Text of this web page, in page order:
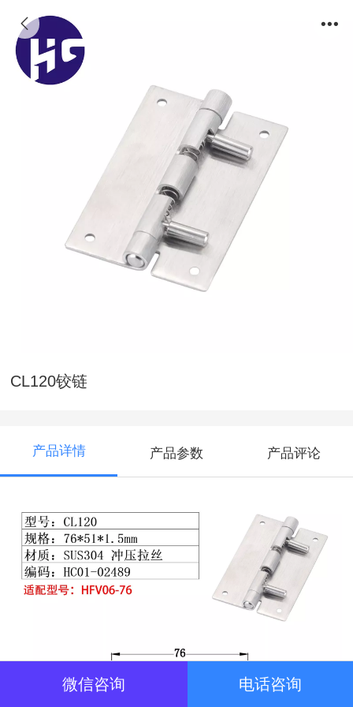
CL120铰链
产品详情 产品参数 产品评论
微信咨询 电话咨询